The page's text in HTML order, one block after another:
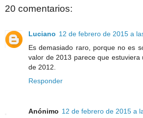
20 comentarios:
Luciano 12 de febrero de 2015 a
Es demasiado raro, porque no es
valor de 2013 parece que estuviera
de 2012.
Responder
Anónimo 12 de febrero de 2015 a